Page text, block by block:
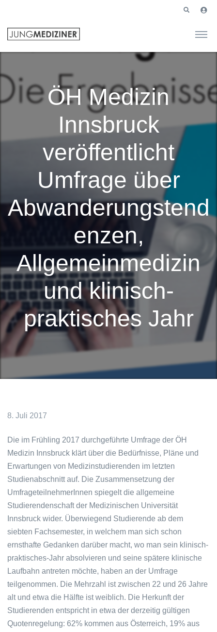
ÖH Medizin
Innsbruck
veröffentlicht
Umfrage über
Abwanderungstend
enzen,
Allgemeinmedizin
und klinisch-
praktisches Jahr
8. Juli 2017
Die im Frühling 2017 durchgeführte Umfrage der ÖH
Medizin Innsbruck klärt über die Bedürfnisse, Pläne und
Erwartungen von Medizinstudierenden im letzten
Studienabschnitt auf. Die Zusammensetzung der
UmfrageteilnehmerInnen spiegelt die allgemeine
Studierendenschaft der Medizinischen Universität
Innsbruck wider. Überwiegend Studierende ab dem
siebten Fachsemester, in welchem man sich schon
ernsthafte Gedanken darüber macht, wo man sein klinisch-
praktisches-Jahr absolvieren und seine spätere klinische
Laufbahn antreten möchte, haben an der Umfrage
teilgenommen. Die Mehrzahl ist zwischen 22 und 26 Jahre
alt und etwa die Hälfte ist weiblich. Die Herkunft der
Studierenden entspricht in etwa der derzeitig gültigen
Quotenregelung: 62% kommen aus Österreich, 19% aus